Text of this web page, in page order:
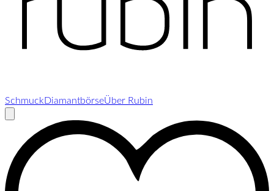
SchmuckDiamantbörseÜber Rubin